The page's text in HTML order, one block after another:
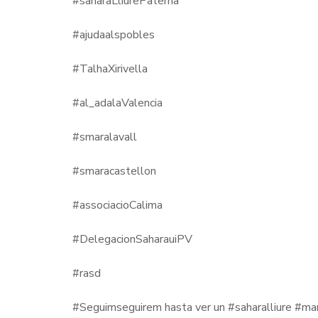
#ajudaalspobles
#TalhaXirivella
#al_adalaValencia
#smaralavall
#smaracastellon
#associacioCalima
#DelegacionSaharauiPV
#rasd
#Seguimseguirem hasta ver un #saharalliure